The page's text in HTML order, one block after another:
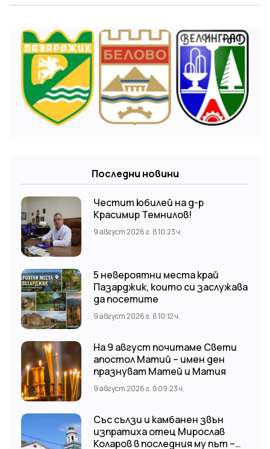
Последни новини
Честит юбилей на д-р
Красимир Темнилов!
9 август 2026 г. в 10:23 ч.
5 невероятни места край
Пазарджик, които си заслужава
да посетите
9 август 2026 г. в 10:12 ч.
На 9 август почитаме Свети
апостол Матий – имен ден
празнуват Матей и Матия
9 август 2026 г. в 09:23 ч.
Със сълзи и камбанен звън
изпратиха отец Мирослав
Коларов в последния му път –